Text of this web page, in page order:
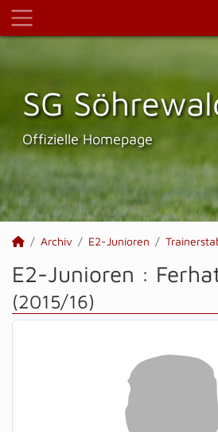
SG
Offizielle Homepage
Archiv E2-Junioren
E2-Junioren :
(2015/16)